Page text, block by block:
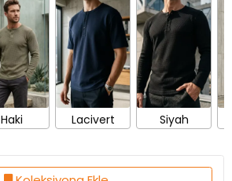
Haki Lacivert Siyah
Koleksiyona Ekle